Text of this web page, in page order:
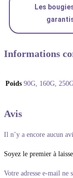
Les
Informations
Poids 90G, 160G,
Avis
Il n’y a encore aucun
Soyez le premier à
Votre adresse e-mail ne